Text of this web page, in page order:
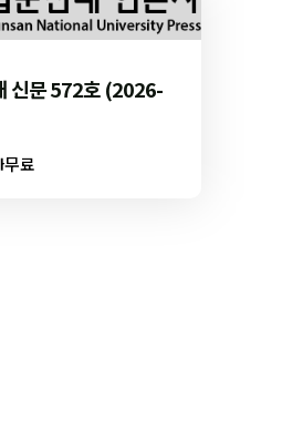
신문 572호 (2026-
무료